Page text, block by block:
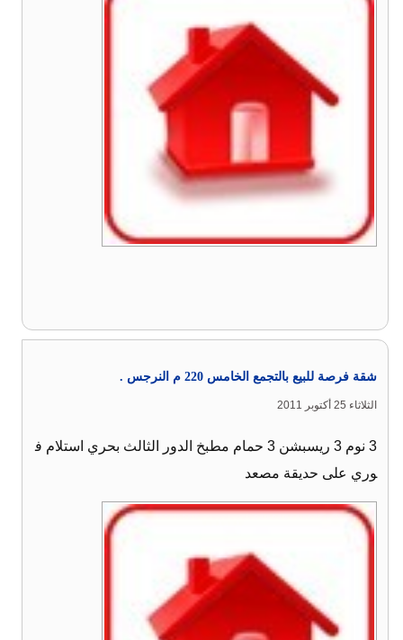
شقة فرصة للبيع بالتجمع الخامس 220 م النرجس .
الثلاثاء 25 أكتوبر 2011
3 نوم 3 ريسبشن 3 حمام مطبخ الدور الثالث بحري استلام ف
وري على حديقة مصعد